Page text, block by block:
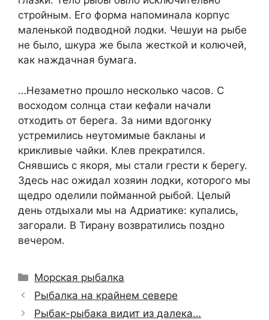
стройным. Его форма напоминала корпус
маленькой подводной лодки. Чешуи на рыбе
не было, шкура же была жесткой и колючей,
как наждачная бумага.
…Незаметно прошло несколько часов. С
восходом солнца стаи кефали начали
отходить от берега. За ними вдогонку
устремились неутомимые бакланы и
крикливые чайки. Клев прекратился.
Снявшись с якоря, мы стали грести к берегу.
Здесь нас ожидал хозяин лодки, которого мы
щедро оделили пойманной рыбой. Целый
день отдыхали мы на Адриатике: купались,
загорали. В Тирану возвратились поздно
вечером.
Рубрики
Морская рыбалка
Рыбалка на крайнем севере
Рыбак-рыбака видит из далека…